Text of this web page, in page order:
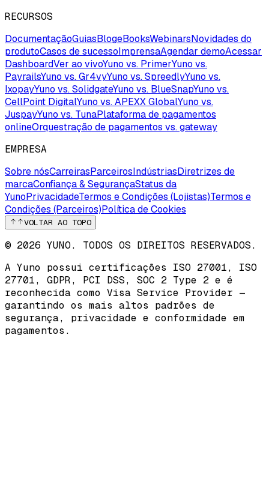
RECURSOS
DocumentaçãoGuiasBlogeBooksWebinarsNovidades do
produtoCasos de sucessoImprensaAgendar demoAcessar
DashboardVer ao vivoYuno vs. PrimerYuno vs.
PayrailsYuno vs. Gr4vyYuno vs. SpreedlyYuno vs.
IxopayYuno vs. SolidgateYuno vs. BlueSnapYuno vs.
CellPoint DigitalYuno vs. APEXX GlobalYuno vs.
JuspayYuno vs. TunaPlataforma de pagamentos
onlineOrquestração de pagamentos vs. gateway
EMPRESA
Sobre nósCarreirasParceirosIndústriasDiretrizes de
marcaConfiança & SegurançaStatus da
YunoPrivacidadeTermos e Condições (Lojistas)Termos e
Condições (Parceiros)Política de Cookies
VOLTAR AO TOPO
© 2026 YUNO. TODOS OS DIREITOS RESERVADOS.
A Yuno possui certificações ISO 27001, ISO
27701, GDPR, PCI DSS, SOC 2 Type 2 e é
reconhecida como Visa Service Provider —
garantindo os mais altos padrões de
segurança, privacidade e conformidade em
pagamentos.